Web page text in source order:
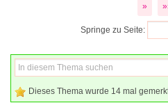
»
Springe zu Seite:
Dieses Thema wurde 14 mal